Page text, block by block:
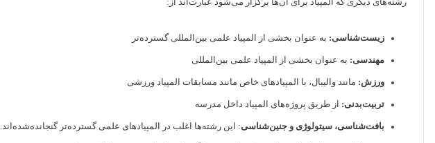
رشته‌های دیگری که المپیاد برای آن‌ها برگزار می‌شود عبارت‌اند از:
زیست‌شناسی: به عنوان بخشی از المپیاد علمی بین‌المللی گسترده‌تر
مهندسی: به عنوان بخشی از المپیاد علمی بین‌المللی
ورزش: مانند والیبال، با المپیادهای خاص مانند مسابقات المپیاد ورزشی
تربیت‌بدنی: از طریق پروژه‌های المپیاد داخل مدرسه
بافت‌شناسی، سیتولوژی و جنین‌شناسی: این رشته‌ها اغلب در المپیادهای علمی گسترده‌تر گنجانده‌شده‌اند.